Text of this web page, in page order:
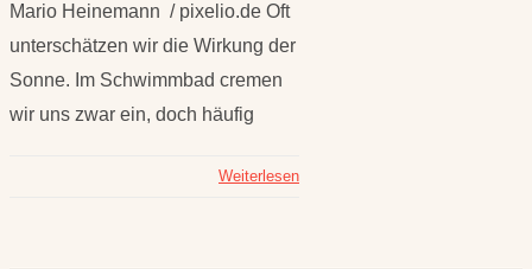
Mario Heinemann / pixelio.de Oft
unterschätzen wir die Wirkung der
Sonne. Im Schwimmbad cremen
wir uns zwar ein, doch häufig
Weiterlesen